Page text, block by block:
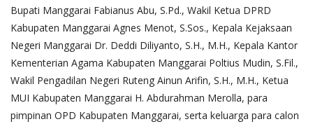
Bupati Manggarai Fabianus Abu, S.Pd., Wakil Ketua DPRD
Kabupaten Manggarai Agnes Menot, S.Sos., Kepala Kejaksaan
Negeri Manggarai Dr. Deddi Diliyanto, S.H., M.H., Kepala Kantor
Kementerian Agama Kabupaten Manggarai Poltius Mudin, S.Fil.,
Wakil Pengadilan Negeri Ruteng Ainun Arifin, S.H., M.H., Ketua
MUI Kabupaten Manggarai H. Abdurahman Merolla, para
pimpinan OPD Kabupaten Manggarai, serta keluarga para calon